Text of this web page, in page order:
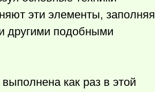
эти элементы, заполняя
другими подобными
как раз в этой